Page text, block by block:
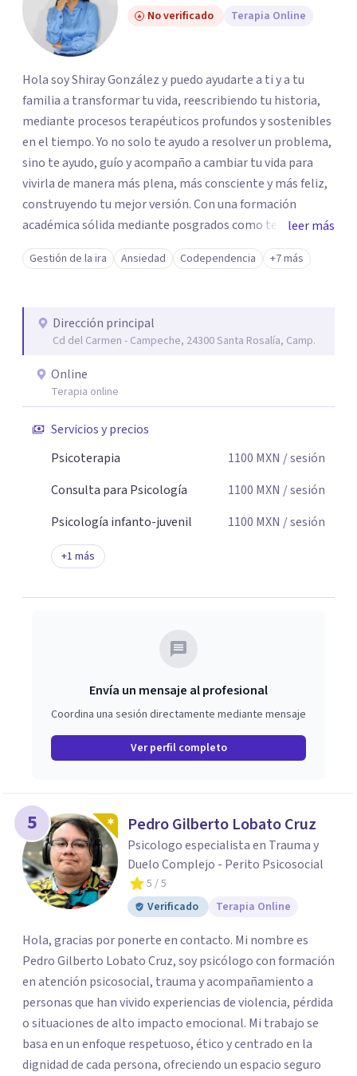
No verificado Terapia Online
Hola soy Shiray González y puedo ayudarte a ti y a tu
familia a transformar tu vida, reescribiendo tu historia,
mediante procesos terapéuticos profundos y sostenibles
en el tiempo. Yo no solo te ayudo a resolver un problema,
sino te ayudo, guío y acompaño a cambiar tu vida para
vivirla de manera más plena, más consciente y más feliz,
construyendo tu mejor versión. Con una formación
académica sólida mediante posgrados como terapeuta
breve, familiar e infantil, así como con respaldo
profesional y experiencia clínica de más de 26 años y
auténtica y comunicación clara y directa para darte
seguridad emocional y una dirección firme de tu proceso
de cambio.
leer más
Gestión de la ira Ansiedad Codependencia +7 más
Dirección principal
Cd del Carmen - Campeche, 24300 Santa Rosalía, Camp.
Online
Terapia online
Servicios y precios
Psicoterapia
1100 MXN / sesión
Consulta para Psicología
1100 MXN / sesión
Psicología infanto-juvenil
1100 MXN / sesión
+1 más
Envía un mensaje al profesional
Coordina una sesión directamente mediante mensaje
Ver perfil completo
5 Pedro Gilberto Lobato Cruz
Psicologo especialista en Trauma y
Duelo Complejo - Perito Psicosocial
5 / 5
Verificado
Terapia Online
Hola, gracias por ponerte en contacto. Mi nombre es
Pedro Gilberto Lobato Cruz, soy psicólogo con formación
en atención psicosocial, trauma y acompañamiento a
personas que han vivido experiencias de violencia, pérdida
o situaciones de alto impacto emocional. Mi trabajo se
basa en un enfoque respetuoso, ético y centrado en la
dignidad de cada persona, ofreciendo un espacio seguro